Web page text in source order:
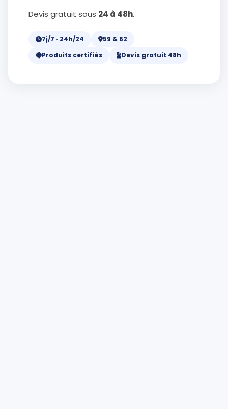
Devis gratuit sous 24 à 48h.
7j/7 · 24h/24
59 & 62
Produits certifiés
Devis gratuit 48h